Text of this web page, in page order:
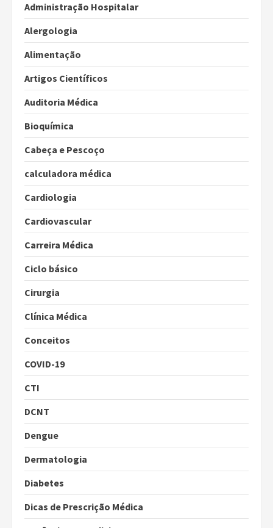
Administração Hospitalar
Alergologia
Alimentação
Artigos Científicos
Auditoria Médica
Bioquímica
Cabeça e Pescoço
calculadora médica
Cardiologia
Cardiovascular
Carreira Médica
Ciclo básico
Cirurgia
Clínica Médica
Conceitos
COVID-19
CTI
DCNT
Dengue
Dermatologia
Diabetes
Dicas de Prescrição Médica